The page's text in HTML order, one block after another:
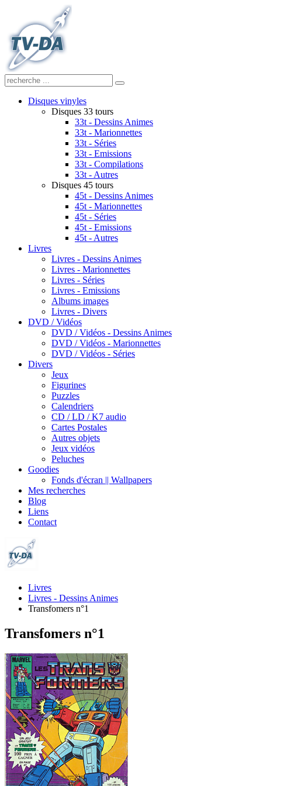
Disques vinyles
Disques 33 tours
33t - Dessins Animes
33t - Marionnettes
33t - Séries
33t - Emissions
33t - Compilations
33t - Autres
Disques 45 tours
45t - Dessins Animes
45t - Marionnettes
45t - Séries
45t - Emissions
45t - Autres
Livres
Livres - Dessins Animes
Livres - Marionnettes
Livres - Séries
Livres - Emissions
Albums images
Livres - Divers
DVD / Vidéos
DVD / Vidéos - Dessins Animes
DVD / Vidéos - Marionnettes
DVD / Vidéos - Séries
Divers
Jeux
Figurines
Puzzles
Calendriers
CD / LD / K7 audio
Cartes Postales
Autres objets
Jeux vidéos
Peluches
Goodies
Fonds d'écran || Wallpapers
Mes recherches
Blog
Liens
Contact
Livres
Livres - Dessins Animes
Transfomers n°1
Transfomers n°1